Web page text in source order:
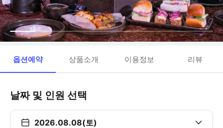
옵션예약 상품소개 이용정보 리뷰
날짜 및 인원 선택
2026.08.08(토)